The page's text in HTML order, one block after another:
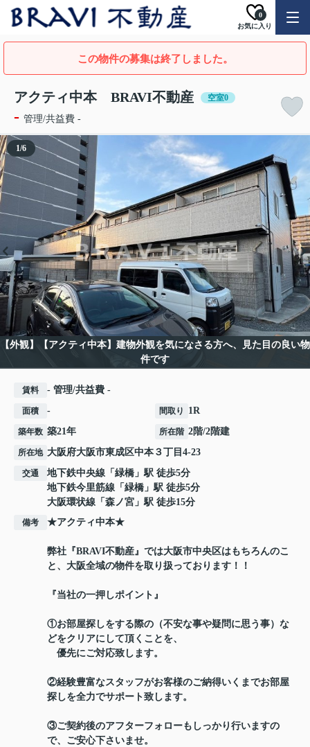
お気に入り
0
この物件の募集は終了しました。
アクティ中本 BRAVI不動産 空室0
- 管理/共益費 -
【外観】【アクティ中本】建物外観を気になさる方へ、見た目の良い物
件です
1/6
賃料 - 管理/共益費 -
面積 - 間取り 1R
築年数 築21年 所在階 2階/2階建
所在地 大阪府大阪市東成区中本 ３丁目4-23
交通 地下鉄中央線 「 緑橋 」駅 徒歩5分
地下鉄今里筋線 「 緑橋 」駅 徒歩5分
大阪環状線 「 森ノ宮 」駅 徒歩15分
備考 ★アクティ中本★
弊社『BRAVI不動産』では大阪市中央区はもちろんのこ
と、大阪全域の物件を取り扱っております！！
『当社の一押しポイント』
①お部屋探しをする際の（不安な事や疑問に思う事）な
どをクリアにして頂くことを、
優先にご対応致します。
②経験豊富なスタッフがお客様のご納得いくまでお部屋
探しを全力でサポート致します。
③ご契約後のアフターフォローもしっかり行いますの
で、ご安心下さいませ。